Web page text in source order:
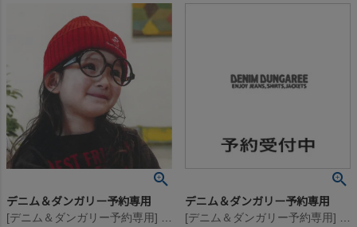
デニム＆ダンガリー予約専用 デニム＆ダンガリー予約専用